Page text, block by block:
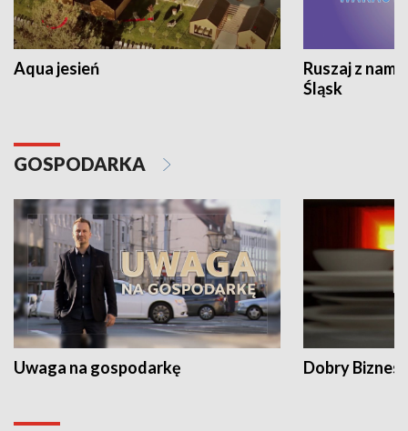
Aqua jesień
Ruszaj z
Śląsk
GOSPODARKA
Uwaga na gospodarkę Dobry Biznes